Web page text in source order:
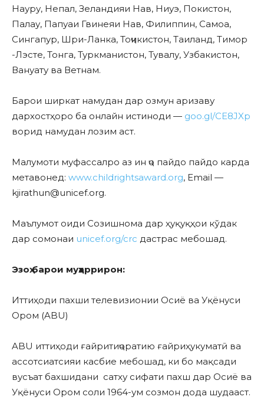
Науру, Непал, Зеландияи Нав, Ниуэ, Покистон,
Палау, Папуаи Гвинеяи Нав, Филиппин, Самоа,
Сингапур, Шри-Ланка, Тоҷикистон, Таиланд, Тимор
-Лэсте, Тонга, Туркманистон, Тувалу, Узбакистон,
Вануату ва Ветнам.
Барои ширкат намудан дар озмун аризаву
дархостҳоро ба онлайн истиноди — goo.gl/CE8JXp
ворид намудан лозим аст.
Малумоти муфассалро аз ин ҷо пайдо пайдо карда
метавонед: www.childrightsaward.org, Email —
kjirathun@unicef.org.
Маълумот оиди Созишнома дар ҳуқуқҳои кўдак
дар сомонаи unicef.org/crc дастрас мебошад.
Эзоҳ барои муҳаррирон:
Иттиҳоди пахши телевизионии Осиё ва Уқёнуси
Ором (ABU)
ABU иттиҳоди ғайритиҷоратию ғайриҳукуматӣ ва
ассотсиатсияи касбие мебошад, ки бо мақсади
вусъат бахшидани сатху сифати пахш дар Осиё ва
Уқёнуси Ором соли 1964-ум созмон дода шудааст.